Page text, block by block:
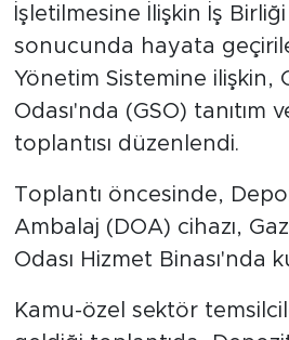
İşletilmesine İlişkin İş
sonucunda hayata
Yönetim Sistemine ilişkin,
Odası'nda (GSO) tanıtım
toplantısı düzenlendi.
Toplantı öncesinde,
Ambalaj (DOA) cihazı,
Odası Hizmet Binası'nda
Kamu-özel sektör